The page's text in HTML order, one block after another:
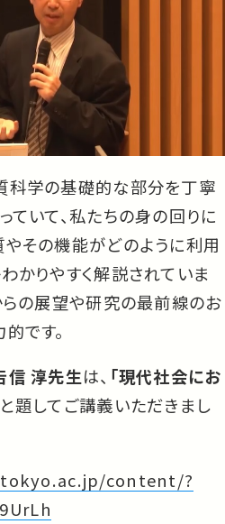
科学の基礎的な部分を丁寧
ていて、私たちの身の回りに
その機能がどのように利用
かりやすく解説されていま
らの展望や研究の最前線のお
です。
信 淳先生は、 「現代社会にお
と題してご講義いただきまし
content/?